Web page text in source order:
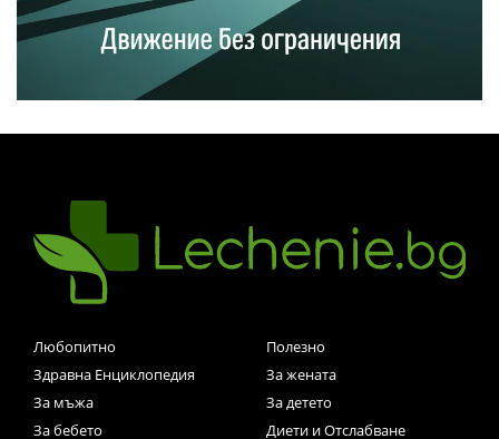
Любопитно
Полезно
Здравна Енциклопедия
За жената
За мъжа
За детето
За бебето
Диети и Отслабване